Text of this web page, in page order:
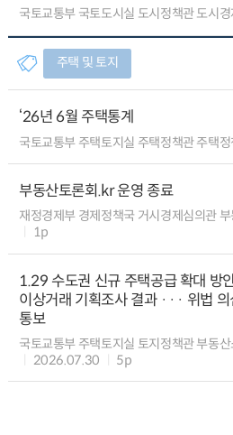
국토교통부 국토도시실 도시정책관 도시
주택 및 토지
‘26년 6월 주택통계
국토교통부 주택토지실 주택정책관 주택
부동산토론회.kr 운영 종료
재정경제부 경제정책국 거시경제심의관
1p
1.29 수도권 신규 주택공급 확대 방
이상거래 기획조사 결과 ··· 위법
통보
국토교통부 주택토지실 토지정책관 부동
2026.07.30
5p